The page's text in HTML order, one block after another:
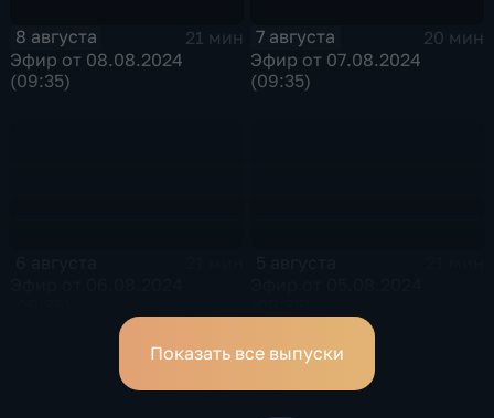
8 августа
21 мин
Эфир от 08.08.2024
(09:35)
7 августа
20 мин
Эфир от 07.08.2024
(09:35)
Показать все выпуски